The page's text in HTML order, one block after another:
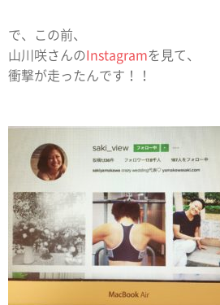
で、この前、
山川咲さんのInstagramを見て、
衝撃が走ったんです！！